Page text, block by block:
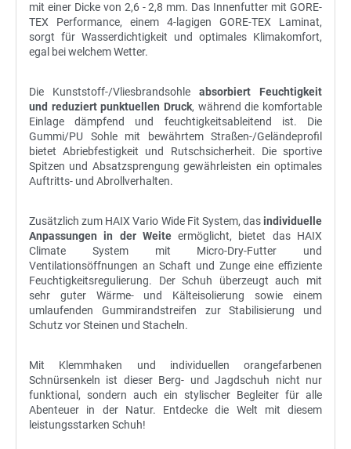
mit einer Dicke von 2,6 - 2,8 mm. Das Innenfutter mit GORE-
TEX Performance, einem 4-lagigen GORE-TEX Laminat,
sorgt für Wasserdichtigkeit und optimales Klimakomfort,
egal bei welchem Wetter.
Die Kunststoff-/Vliesbrandsohle absorbiert Feuchtigkeit
und reduziert punktuellen Druck, während die komfortable
Einlage dämpfend und feuchtigkeitsableitend ist. Die
Gummi/PU Sohle mit bewährtem Straßen-/Geländeprofil
bietet Abriebfestigkeit und Rutschsicherheit. Die sportive
Spitzen und Absatzsprengung gewährleisten ein optimales
Auftritts- und Abrollverhalten.
Zusätzlich zum HAIX Vario Wide Fit System, dasindividuelle
Anpassungen in der Weiteermöglicht, bietet das HAIX
Climate System mit Micro-Dry-Futter und
Ventilationsöffnungen an Schaft und Zunge eine effiziente
Feuchtigkeitsregulierung. Der Schuh überzeugt auch mit
sehr guter Wärme- und Kälteisolierung sowie einem
umlaufenden Gummirandstreifen zur Stabilisierung und
Schutz vor Steinen und Stacheln.
Mit Klemmhaken und individuellen orangefarbenen
Schnürsenkeln ist dieser Berg- und Jagdschuh nicht nur
funktional, sondern auch ein stylischer Begleiter für alle
Abenteuer in der Natur. Entdecke die Welt mit diesem
leistungsstarken Schuh!